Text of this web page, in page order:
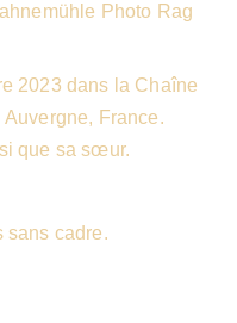
Photo Rag
2023 dans la Chaîne
France.
que sa sœur.
sans cadre.